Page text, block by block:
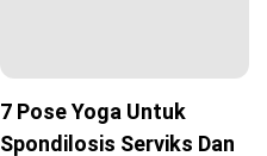
7 Pose Yoga Untuk
Spondilosis Serviks Dan